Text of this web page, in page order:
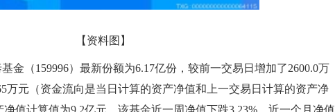
【资料图】
金（159996）最新份额为6.17亿份，较前一交易日增加了2600.0万
万元（资金流向是当日计算的资产净值和上一交易日计算的资产净
值计算值为9.2亿元。该基金近一周净值下跌3.23%，近一个月净值